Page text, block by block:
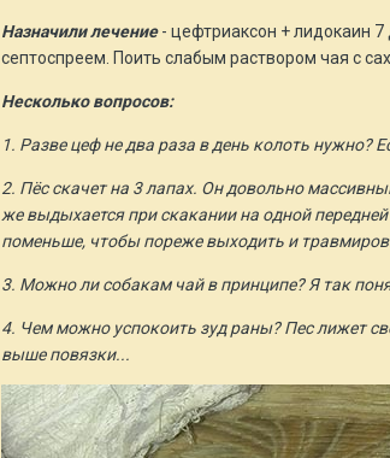
Назначили лечение- цефтриаксон + лидокаин 7
септоспреем. Поить слабым раствором чая с
Несколько вопросов:
1. Разве цеф не два раза в день колоть нужно?
2. Пёс скачет на 3 лапах. Он довольно
же выдыхается при скакании на одной передней
поменьше, чтобы пореже выходить и
3. Можно ли собакам чай в принципе? Я так
4. Чем можно успокоить зуд раны? Пес лижет
выше повязки...